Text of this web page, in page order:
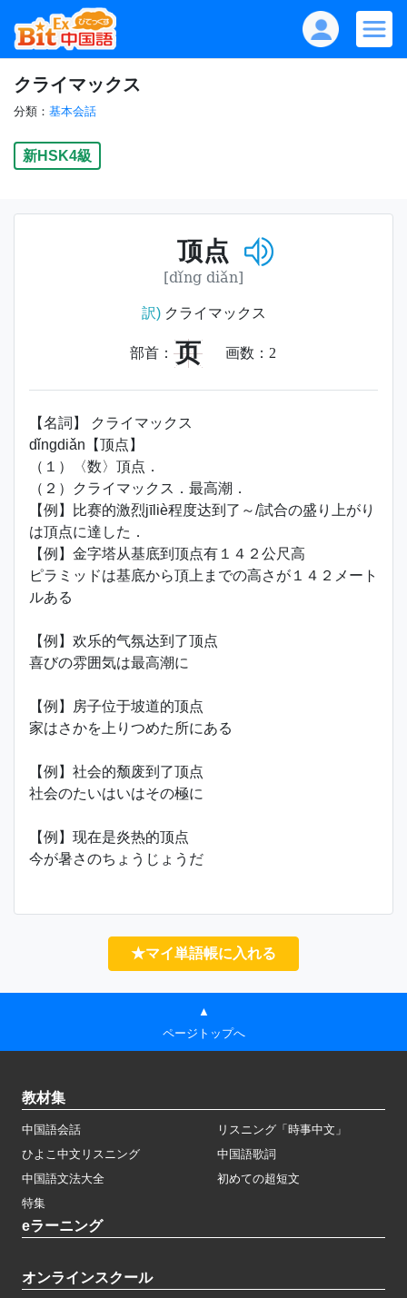
クライマックス
分類： 基本会話
新HSK4級
顶点
[dǐng diǎn]
訳)クライマックス
部首： 页 画数： 2
【名詞】 クライマックス
dǐngdiǎn【顶点】
（１）〈数〉頂点．
（２）クライマックス．最高潮．
【例】比赛的激烈jīliè程度达到了～/試合の盛り上がり
は頂点に達した．
【例】金字塔从基底到顶点有１４２公尺高
ピラミッドは基底から頂上までの高さが１４２メート
ルある
【例】欢乐的气氛达到了顶点
喜びの雰囲気は最高潮に
【例】房子位于坡道的顶点
家はさかを上りつめた所にある
【例】社会的颓废到了顶点
社会のたいはいはその極に
【例】现在是炎热的顶点
今が暑さのちょうじょうだ
★マイ単語帳に入れる
▲
ページトップへ
教材集
中国語会話
リスニング「時事中文」
ひよこ中文リスニング
中国語歌詞
中国語文法大全
初めての超短文
特集
eラーニング
オンラインスクール